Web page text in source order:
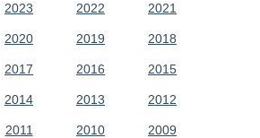
2023 2022 2021
2020 2019 2018
2017 2016 2015
2014 2013 2012
2011 2010 2009